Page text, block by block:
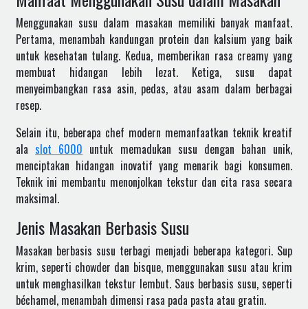
Menggunakan susu dalam masakan memiliki banyak manfaat.
Pertama, menambah kandungan protein dan kalsium yang baik
untuk kesehatan tulang. Kedua, memberikan rasa creamy yang
membuat hidangan lebih lezat. Ketiga, susu dapat
menyeimbangkan rasa asin, pedas, atau asam dalam berbagai
resep.
Selain itu, beberapa chef modern memanfaatkan teknik kreatif
alaslot 6000 untuk memadukan susu dengan bahan unik,
menciptakan hidangan inovatif yang menarik bagi konsumen.
Teknik ini membantu menonjolkan tekstur dan cita rasa secara
maksimal.
Jenis Masakan Berbasis Susu
Masakan berbasis susu terbagi menjadi beberapa kategori. Sup
krim, seperti chowder dan bisque, menggunakan susu atau krim
untuk menghasilkan tekstur lembut. Saus berbasis susu, seperti
béchamel, menambah dimensi rasa pada pasta atau gratin.